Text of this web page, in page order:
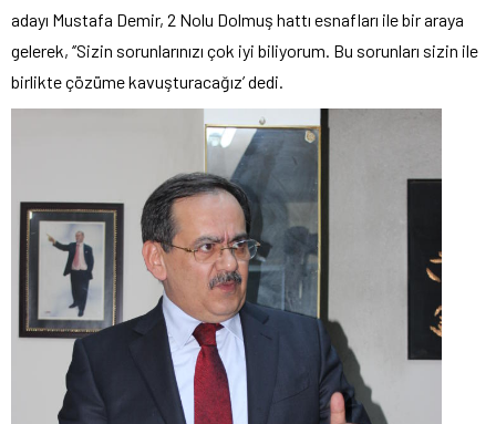
adayı Mustafa Demir, 2 Nolu Dolmuş hattı esnafları ile bir araya
gelerek, ‘’Sizin sorunlarınızı çok iyi biliyorum. Bu sorunları sizin ile
birlikte çözüme kavuşturacağız’ dedi.